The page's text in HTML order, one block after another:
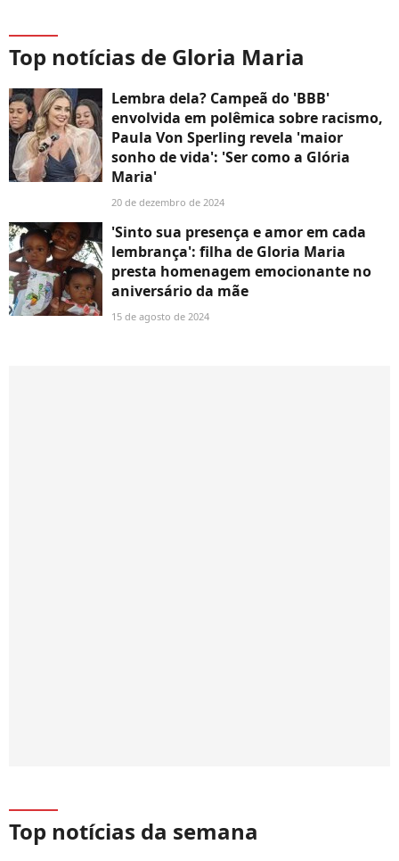
Top notícias de Gloria Maria
Lembra dela? Campeã do 'BBB'
envolvida em polêmica sobre racismo,
Paula Von Sperling revela 'maior
sonho de vida': 'Ser como a Glória
Maria'
20 de dezembro de 2024
'Sinto sua presença e amor em cada
lembrança': filha de Gloria Maria
presta homenagem emocionante no
aniversário da mãe
15 de agosto de 2024
Top notícias da semana